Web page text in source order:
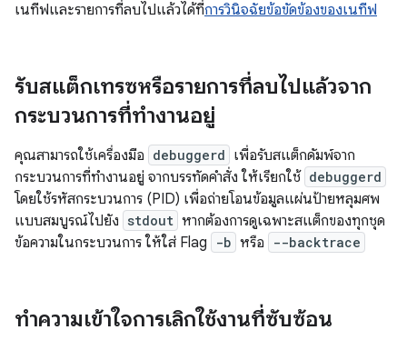
เนทีฟและรายการที่ลบไปแล้วได้ที่การวินิจฉัยข้อขัดข้องของเนทีฟ
รับสแต็กเทรซหรือรายการที่ลบไปแล้วจาก
กระบวนการที่ทำงานอยู่
คุณสามารถใช้เครื่องมือ debuggerd เพื่อรับสแต็กดัมพ์จาก
กระบวนการที่ทำงานอยู่ จากบรรทัดคำสั่ง ให้เรียกใช้ debuggerd
โดยใช้รหัสกระบวนการ (PID) เพื่อถ่ายโอนข้อมูลแผ่นป้ายหลุมศพ
แบบสมบูรณ์ไปยัง stdout หากต้องการดูเฉพาะสแต็กของทุกชุด
ข้อความในกระบวนการ ให้ใส่ Flag
-b หรือ --backtrace
ทําความเข้าใจการเลิกใช้งานที่ซับซ้อน